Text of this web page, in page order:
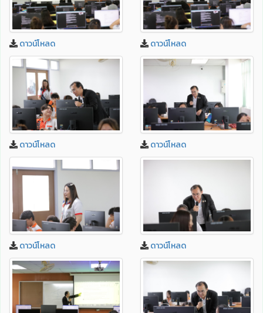
ดาวน์โหลด ดาวน์โหลด
ดาวน์โหลด ดาวน์โหลด
ดาวน์โหลด ดาวน์โหลด